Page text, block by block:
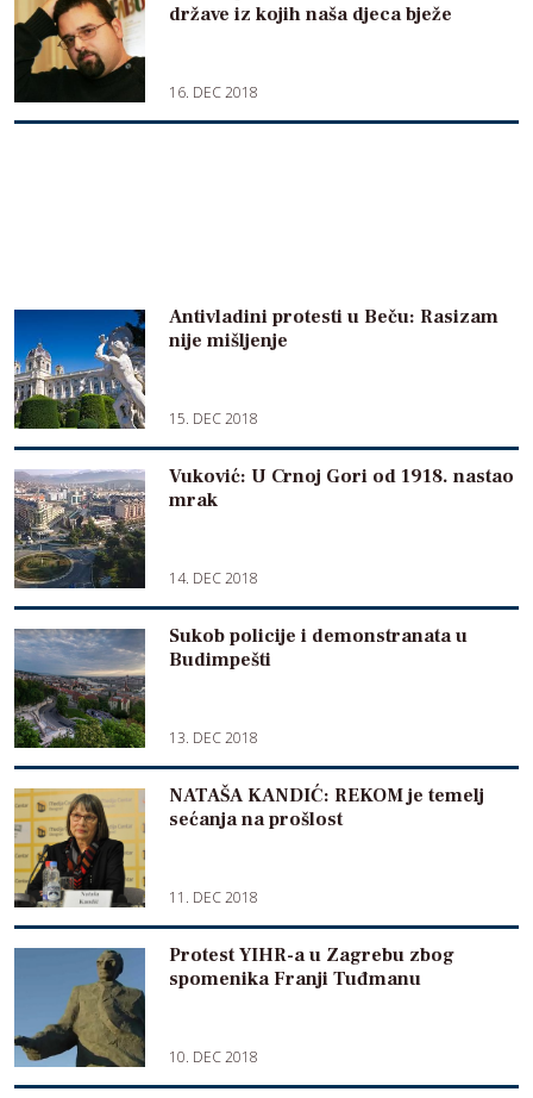
države iz kojih naša djeca bježe
16. DEC 2018
Antivladini protesti u Beču: Rasizam
nije mišljenje
15. DEC 2018
Vuković: U Crnoj Gori od 1918. nastao
mrak
14. DEC 2018
Sukob policije i demonstranata u
Budimpešti
13. DEC 2018
NATAŠA KANDIĆ: REKOM je temelj
sećanja na prošlost
11. DEC 2018
Protest YIHR-a u Zagrebu zbog
spomenika Franji Tuđmanu
10. DEC 2018